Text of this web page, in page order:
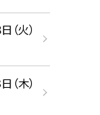
火）
木）